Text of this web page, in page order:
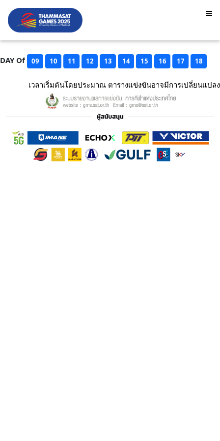
DAY Of 09 10 11 12 13 14 15 16 17 18
เวลาเริ่มตันโดยประมาณ ตารางแข่งขันอาจมีการเปลี่ยนแปลง